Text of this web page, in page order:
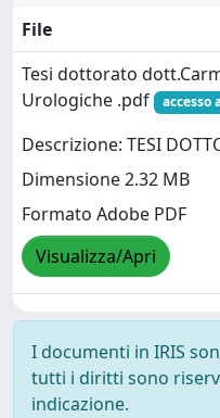
File
Tesi dottorato
Urologiche .pdf
accesso
Descrizione: TESI
Dimensione 2.32 MB
Formato Adobe PDF
Visualizza/Apri
I documenti in IRIS
tutti i diritti sono
indicazione.